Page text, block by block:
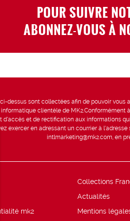
POUR SUIVRE
ABONNEZ-VOUS À
dessus sont collectées afin de pouvoir
clientèle de
d’accès et de rectification aux informations
exercer en adressant un courrier à
intlmarketing@mk2.com, en
Collections
Actualités
mk2
Mentions